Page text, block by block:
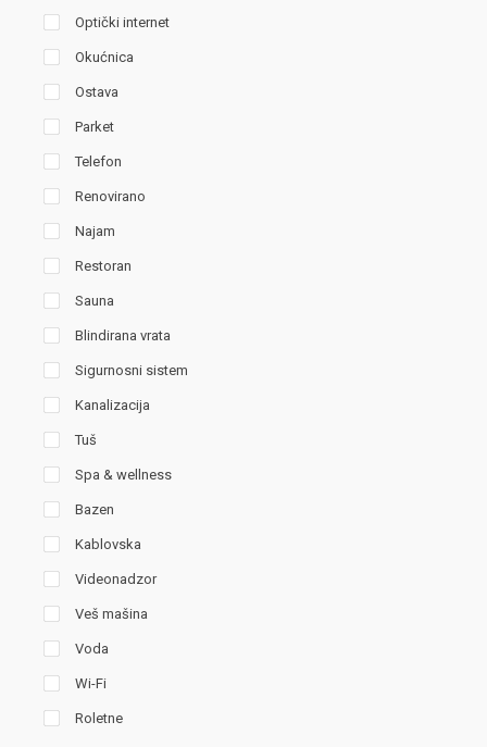
Optički internet
Okućnica
Ostava
Parket
Telefon
Renovirano
Najam
Restoran
Sauna
Blindirana vrata
Sigurnosni sistem
Kanalizacija
Tuš
Spa & wellness
Bazen
Kablovska
Videonadzor
Veš mašina
Voda
Wi-Fi
Roletne